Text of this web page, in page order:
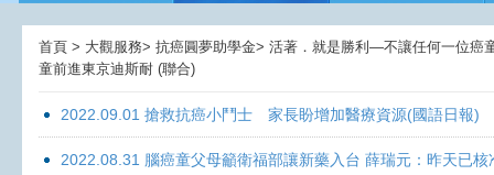
首頁 > 大觀服務> 抗癌圓夢助學金> 活著．就是勝利—不讓任何一位癌
童前進東京迪斯耐 (聯合)
2022.09.01 搶救抗癌小鬥士 家長盼增加醫療資源(國語日報)
2022.08.31 腦癌童父母籲衛福部讓新藥入台 薛瑞元：昨天已